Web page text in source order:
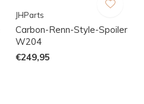
JHParts
Carbon-Renn-Style-Spoiler
W204
€249,95